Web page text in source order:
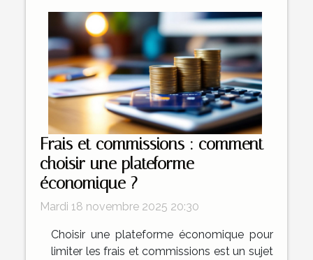
Frais et commissions : comment
choisir une plateforme
économique ?
Mardi 18 novembre 2025 20:30
Choisir une plateforme économique pour
limiter les frais et commissions est un sujet